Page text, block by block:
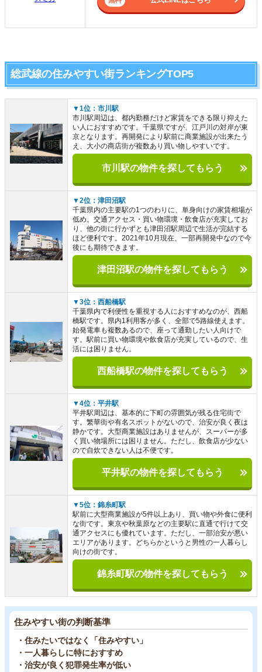
総武線の住みやすい街ランキングTOP5
▼1位：市川駅
市川駅周辺は、都内勤務だけど家賃をできる限り抑えた
い人におすすめです。千葉県ですが、江戸川の対岸が東
京となります。再開発により駅前に商業施設が出来たう
え、大小の商店街が複数あり買い物しやすいです。
市川駅の物件を探してもらう
▼2位：津田沼駅
千葉県内の主要駅の1つのわりに、単身向けの家賃相場が
低め。交通アクセス・買い物環境・飲食店が充実してお
り、他の街に行かずとも津田沼駅周辺で生活が完結する
ほど便利です。2021年10月現在、一部再開発中なので今
後にも期待できます。
津田沼駅の物件を探してもらう
▼3位：西船橋駅
千葉県内で利便性を重視する人におすすめなのが、西船
橋駅です。県内1利用客が多く、全部で5路線使えます。
始発電車も複数あるので、座って通勤したい人向けで
す。駅前に買い物環境や飲食店が充実しているので、生
活には困りません。
西船橋駅の物件を探してもらう
▼4位：平井駅
平井駅周辺は、基本的に下町の雰囲気が残る住宅街で
す。繁華街や有名スポットがないので、治安が良く夜は
静かです。大型商業施設はありませんが、スーパーが多
く買い物場所には困りません。ただし、飲食店が少ない
ので自炊できない人は不便です。
平井駅の物件を探してもらう
▼5位：錦糸町駅
駅前に大型商業施設が5件以上あり、買い物や外食に便利
な街です。東京や秋葉原などの主要駅に直通で行けて交
通アクセスにも優れています。ただし、一部治安が悪い
エリアがあります。どちらかというと男性の一人暮らし
向けの街です。
錦糸町駅の物件を探してもらう
住みやすい街の判断基準
・住みたいではなく「住みやすい」
・一人暮らしに特におすすめ
・治安が良く犯罪発生率が低い